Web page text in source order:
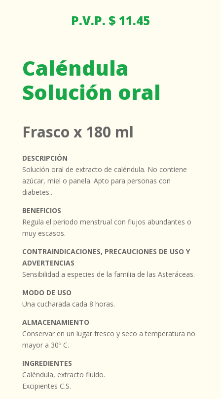
P.V.P. $ 11.45
Caléndula
Solución oral
Frasco x 180 ml
DESCRIPCIÓN
Solución oral de extracto de caléndula. No contiene
azúcar, miel o panela. Apto para personas con
diabetes..
BENEFICIOS
Regula el periodo menstrual con flujos abundantes o
muy escasos.
CONTRAINDICACIONES, PRECAUCIONES DE USO Y
ADVERTENCIAS
Sensibilidad a especies de la familia de las Asteráceas.
MODO DE USO
Una cucharada cada 8 horas.
ALMACENAMIENTO
Conservar en un lugar fresco y seco a temperatura no
mayor a 30º C.
INGREDIENTES
Caléndula, extracto fluido.
Excipientes C.S.